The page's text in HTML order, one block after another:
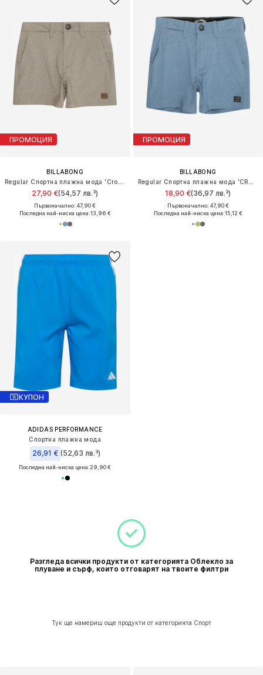
ПРОМОЦИЯ
BILLABONG
27,90 €(54,57 лв.³)
Първоначално: 47,90 €
Последна най-ниска цена:13,96 €
ПРОМОЦИЯ
BILLABONG
18,90 €(36,97 лв.³)
Първоначално: 47,90 €
Последна най-ниска цена:15,12 €
КУПОН
ADIDAS PERFORMANCE
Спортна плажна мода
26,91 € (52,63 лв.³)
Последна най-ниска цена:29,90 €
Разгледа всички продукти от категорията Облекло за
плуване и сърф, които отговарят на твоите филтри
Тук ще намериш още продукти от категорията Спорт